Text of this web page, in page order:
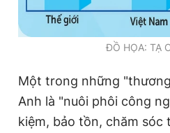
ĐỒ HỌA: TẠ
Một trong những
Anh là "nuôi phôi công
kiệm, bảo tồn, chăm sóc